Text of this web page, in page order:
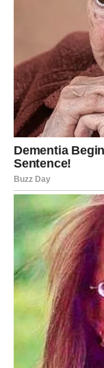
por0dici bez
jeste ‘poIiginistički